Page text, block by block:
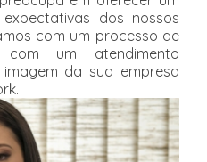
dos nossos
com um processo de
um atendimento
da sua empresa